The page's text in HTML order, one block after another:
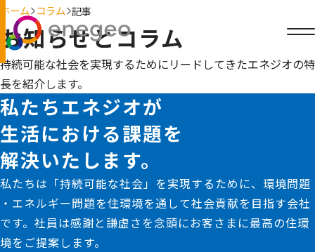
ホーム コラム 記事
お知らせとコラム
持続可能な社会を実現するためにリードしてきたエネジオの特
長を紹介します。
私たちエネジオが
生活における課題を
解決いたします。
私たちは「持続可能な社会」を実現するために、環境問題
・エネルギー問題を住環境を通して社会貢献を目指す会社
です。社員は感謝と謙虚さを念頭にお客さまに最高の住環
境をご提案します。